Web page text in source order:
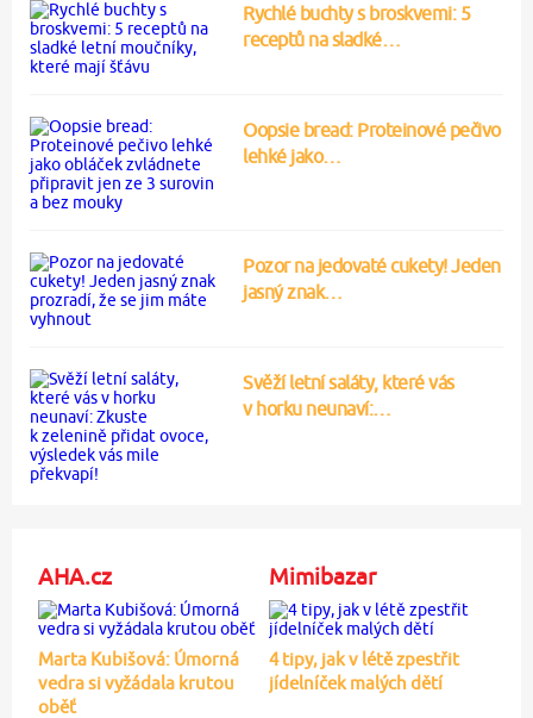
Rychlé buchty s broskvemi: 5
receptů na sladké…
Oopsie bread: Proteinové pečivo
lehké jako…
Pozor na jedovaté cukety! Jeden
jasný znak…
Svěží letní saláty, které vás
v horku neunaví:…
AHA.cz
Marta Kubišová: Úmorná
vedra si vyžádala krutou
oběť
Mimibazar
4 tipy, jak v létě zpestřit
jídelníček malých dětí